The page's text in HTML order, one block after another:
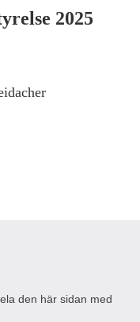
2025
den här sidan med